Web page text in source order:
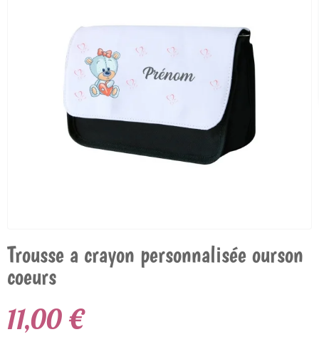
Trousse a crayon personnalisée ourson
coeurs
11,00 €